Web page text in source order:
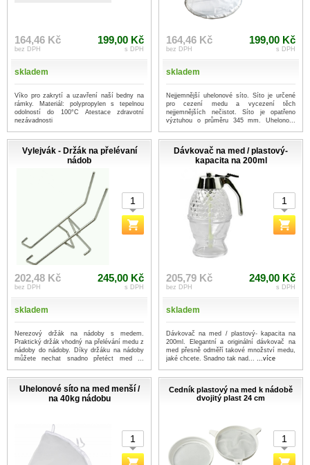
164,46 Kč
bez DPH
199,00 Kč
s DPH
skladem
Víko pro zakrytí a uzavření naší bedny na
rámky. Materiál: polypropylen s tepelnou
odolností do 100°C Atestace zdravotní
nezávadnosti
164,46 Kč
bez DPH
199,00 Kč
s DPH
skladem
Nejjemnější uhelonové síto. Síto je určené
pro cezení medu a vycezení těch
nejjemnějších nečistot. Síto je opatřeno
výztuhou o průměru 345 mm. Uhelono...
Vylejvák - Držák na přelévaní
nádob
202,48 Kč
bez DPH
245,00 Kč
s DPH
skladem
Nerezový držák na nádoby s medem.
Praktický držák vhodný na přelévání medu z
nádoby do nádoby. Díky držáku na nádoby
můžete nechat snadno přetéct med ...
Dávkovač na med / plastový-
kapacita na 200ml
205,79 Kč
bez DPH
249,00 Kč
s DPH
skladem
Dávkovač na med / plastový- kapacita na
200ml. Elegantní a originální dávkovač na
med přesně odměří takové množství medu,
jaké chcete. Snadno tak nad... ...více
Uhelonové síto na med menší /
na 40kg nádobu
Cedník plastový na med k nádobě
dvojitý plast 24 cm